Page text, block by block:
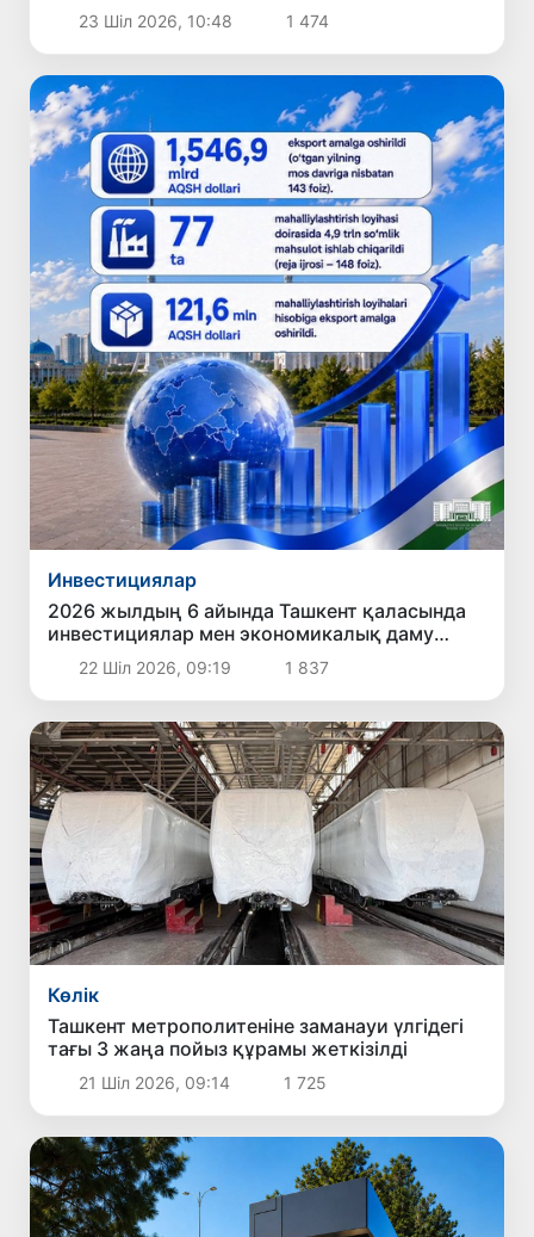
23 Шіл 2026, 10:48 1 474
Инвестициялар
2026 жылдың 6 айында Ташкент қаласында
инвестициялар мен экономикалық даму
бағытында қол жеткізілген негізгі нәтижелер
жарияландым
22 Шіл 2026, 09:19 1 837
Көлік
Ташкент метрополитеніне заманауи үлгідегі
тағы 3 жаңа пойыз құрамы жеткізілді
21 Шіл 2026, 09:14 1 725